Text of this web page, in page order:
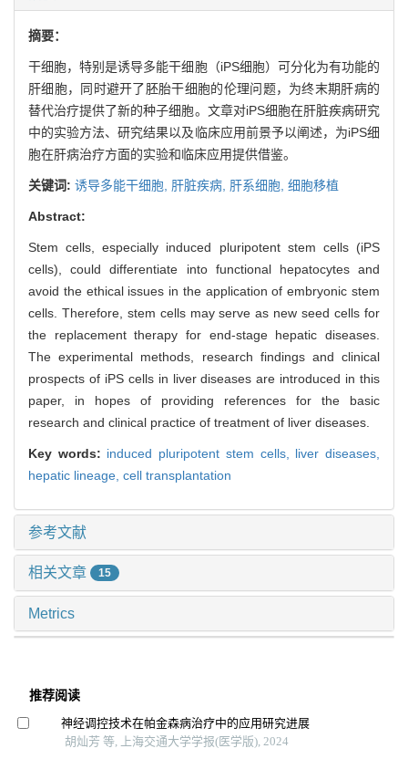
摘要：
干细胞，特别是诱导多能干细胞（iPS细胞）可分化为有功能的
肝细胞，同时避开了胚胎干细胞的伦理问题，为终末期肝病的
替代治疗提供了新的种子细胞。文章对iPS细胞在肝脏疾病研究
中的实验方法、研究结果以及临床应用前景予以阐述，为iPS细
胞在肝病治疗方面的实验和临床应用提供借鉴。
关键词: 诱导多能干细胞, 肝脏疾病, 肝系细胞, 细胞移植
Abstract:
Stem cells, especially induced pluripotent stem cells (iPS
cells), could differentiate into functional hepatocytes and
avoid the ethical issues in the application of embryonic stem
cells. Therefore, stem cells may serve as new seed cells for
the replacement therapy for end-stage hepatic diseases.
The experimental methods, research findings and clinical
prospects of iPS cells in liver diseases are introduced in this
paper, in hopes of providing references for the basic
research and clinical practice of treatment of liver diseases.
Key words: induced pluripotent stem cells, liver diseases,
hepatic lineage, cell transplantation
参考文献
相关文章 15
Metrics
推荐阅读
神经调控技术在帕金森病治疗中的应用研究进展
胡灿芳 等, 上海交通大学学报(医学版), 2024